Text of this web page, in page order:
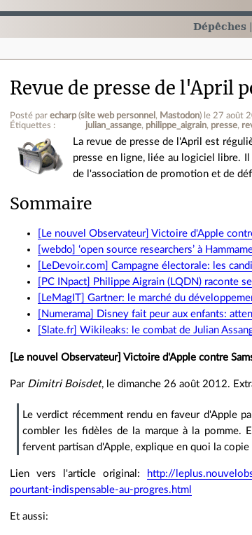
Dépêches
Revue de presse de l'April
Posté parecharp(site web personnel , Mastodon) le 27 août
Étiquettes :
julian_assange philippe_aigrain presse
La revue de presse de l'April est
presse en ligne, liée au logiciel libre.
de l'association de promotion et de
Sommaire
[Le nouvel Observateur] Victoire d'Apple
[webdo] ‘open source researchers’ à
[LeDevoir.com] Campagne électorale: les
[PC INpact] Philippe Aigrain (LQDN) raconte
[LeMagIT] Gartner: le marché du
[Numerama] Disney fait peur aux enfants:
[Slate.fr] Wikileaks: le combat de Julian
[Le nouvel Observateur] Victoire d'Apple contre
Par Dimitri Boisdet, le dimanche 26 août 2012.
Le verdict récemment rendu en faveur d'Apple
combler les fidèles de la marque à la pomme.
fervent partisan d'Apple, explique en quoi la
Lien vers l'article original:
http://
pourtant-indispensable-au-progres.html
Et aussi: